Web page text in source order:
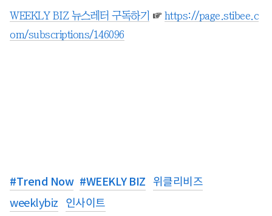
WEEKLY BIZ 뉴스레터 구독하기 ☞ https://page.stibee.c
om/subscriptions/146096
#Trend Now #WEEKLY BIZ 위클리비즈
weeklybiz
인사이트